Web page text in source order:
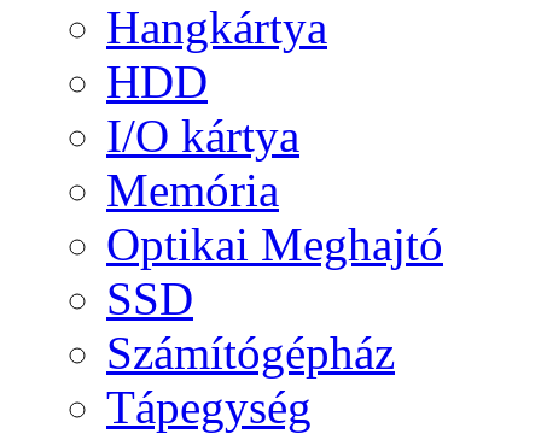
Hangkártya
HDD
I/O kártya
Memória
Optikai Meghajtó
SSD
Számítógépház
Tápegység